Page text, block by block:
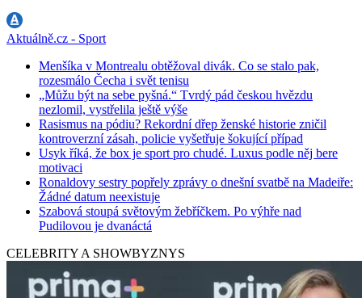
Aktuálně.cz - Sport
Menšíka v Montrealu obtěžoval divák. Co se stalo pak,
rozesmálo Čecha i svět tenisu
„Můžu být na sebe pyšná.“ Tvrdý pád českou hvězdu
nezlomil, vystřelila ještě výše
Rasismus na pódiu? Rekordní dřep ženské historie zničil
kontroverzní zásah, policie vyšetřuje šokující případ
Usyk říká, že box je sport pro chudé. Luxus podle něj bere
motivaci
Ronaldovy sestry popřely zprávy o dnešní svatbě na Madeiře:
Žádné datum neexistuje
Szabová stoupá světovým žebříčkem. Po výhře nad
Pudilovou je dvanáctá
CELEBRITY A SHOWBYZNYS